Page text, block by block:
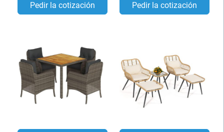
Pedir la cotización Pedir la cotización